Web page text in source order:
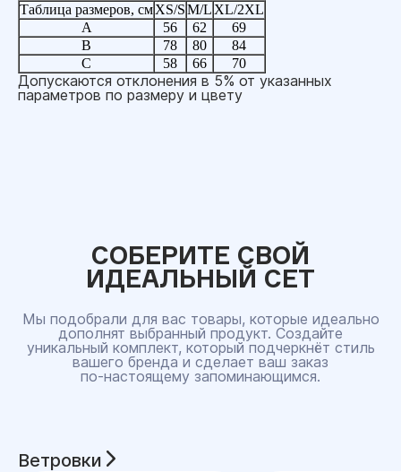
Таблица размеров, смXS/SM/L XL/2XL
A
56 62
69
B
78 80
84
C
58 66 70
Допускаются отклонения в 5% от указанных
параметров по размеру и цвету
СОБЕРИТЕ СВОЙ
ИДЕАЛЬНЫЙ СЕТ
Мы подобрали для вас товары, которые идеально
дополнят выбранный продукт. Создайте
уникальный комплект, который подчеркнёт стиль
вашего бренда и сделает ваш заказ
по‑настоящему запоминающимся.
Ветровки